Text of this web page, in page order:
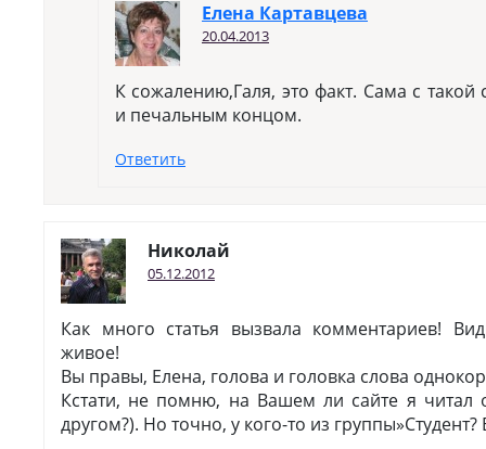
Елена Картавцева
20.04.2013
К сожалению,Галя, это факт. Сама с такой
и печальным концом.
Ответить
Николай
05.12.2012
Как много статья вызвала комментариев!
живое!
Вы правы, Елена, голова и головка слова
Кстати, не помню, на Вашем ли сайте я читал
другом?). Но точно, у кого-то из